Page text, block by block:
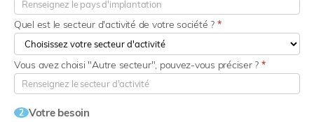
Quel est le secteur d'activité de votre société ? *
Vous avez choisi "Autre secteur", pouvez-vous préciser ? *
2 Votre besoin